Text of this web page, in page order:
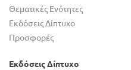
Θεματικές Ενότητες
Εκδόσεις Δίπτυχο
Προσφορές
Εκδόσεις Δίπτυχο